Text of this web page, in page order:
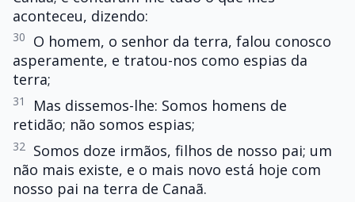
aconteceu, dizendo:
30
O homem, o senhor da terra, falou conosco
asperamente, e tratou-nos como espias da
terra;
31
Mas dissemos-lhe: Somos homens de
retidão; não somos espias;
32 Somos doze irmãos, filhos de nosso pai; um
não mais existe, e o mais novo está hoje com
nosso pai na terra de Canaã.